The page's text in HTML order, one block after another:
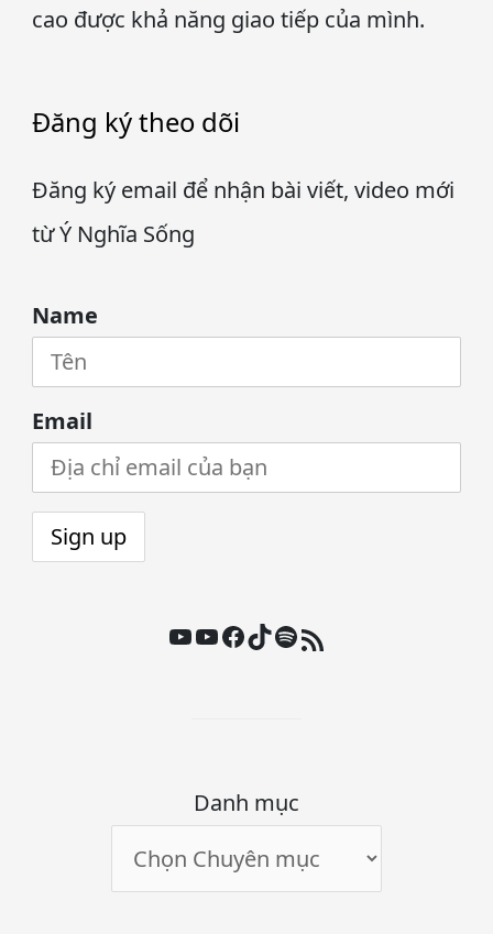
cao được khả năng giao tiếp của mình.
Đăng ký theo dõi
Đăng ký email để nhận bài viết, video mới
từ Ý Nghĩa Sống
Name
Email
Youtube
Youtube
Facebook
TikTok
Spotify
Nguồn cấp RSS
Danh mục